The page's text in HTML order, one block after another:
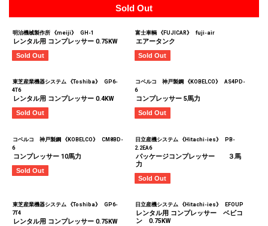
Sold Out
明治機械製作所 《meiji》 GH-1
レンタル用 コンプレッサー 0.75KW
Sold Out
富士車輌 《FUJICAR》 fuji-air
エアータンク
Sold Out
東芝産業機器システム 《Toshiba》
GP6-
4T6
レンタル用 コンプレッサー 0.4KW
Sold Out
コベルコ 神戸製鋼 《KOBELCO》
AS4PD-
6
コンプレッサー 5馬力
Sold Out
コベルコ 神戸製鋼 《KOBELCO》
CM8BD-
6
コンプレッサー 10馬力
Sold Out
日立産機システム 《Hitachi-ies》
PB-
2.2EA6
パッケージコンプレッサー ３馬
力
Sold Out
東芝産業機器システム 《Toshiba》
GP6-
7T4
レンタル用 コンプレッサー 0.75KW
日立産機システム 《Hitachi-ies》 EFOUP
レンタル用 コンプレッサー ベビコ
ン 0.75KW